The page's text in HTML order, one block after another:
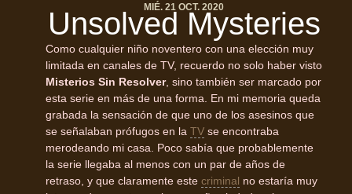
MIÉ. 21 OCT. 2020
Unsolved Mysteries
Como cualquier niño noventero con una elección muy
limitada en canales de TV, recuerdo no solo haber visto
Misterios Sin Resolver, sino también ser marcado por
esta serie en más de una forma. En mi memoria queda
grabada la sensación de que uno de los asesinos que
se señalaban prófugos en la TV se encontraba
merodeando mi casa. Poco sabía que probablemente
la serie llegaba al menos con un par de años de
retraso, y que claramente este criminal no estaría muy